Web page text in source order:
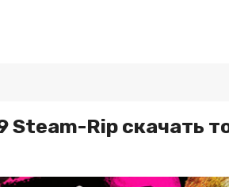
Steam-Rip скачать